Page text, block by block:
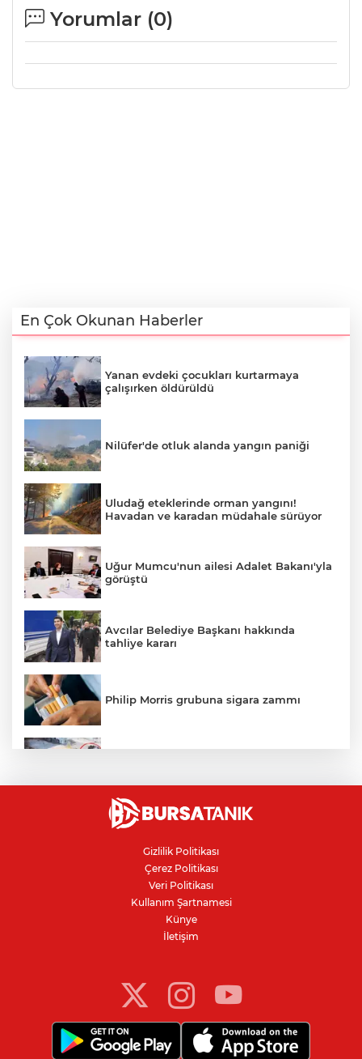
Yorumlar (0)
En Çok Okunan Haberler
Yanan evdeki çocukları kurtarmaya
çalışırken öldürüldü
Nilüfer'de otluk alanda yangın paniği
Uludağ eteklerinde orman yangını!
Havadan ve karadan müdahale sürüyor
Uğur Mumcu'nun ailesi Adalet Bakanı'yla
görüştü
Avcılar Belediye Başkanı hakkında
tahliye kararı
Philip Morris grubuna sigara zammı
Nilüfer'de kaldırım işgallerine zabıta
denetimi
Bursa'da 100 dönümde hayvansal
gübreyle nektarin ve armut üretiyor
Resmi Gazete’de yayımlandı: Kritik yeşil
Gizlilik Politikası
Çerez Politikası
Veri Politikası
Kullanım Şartnamesi
Künye
İletişim